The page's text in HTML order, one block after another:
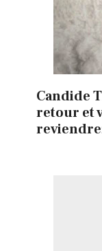
Candide
retour et